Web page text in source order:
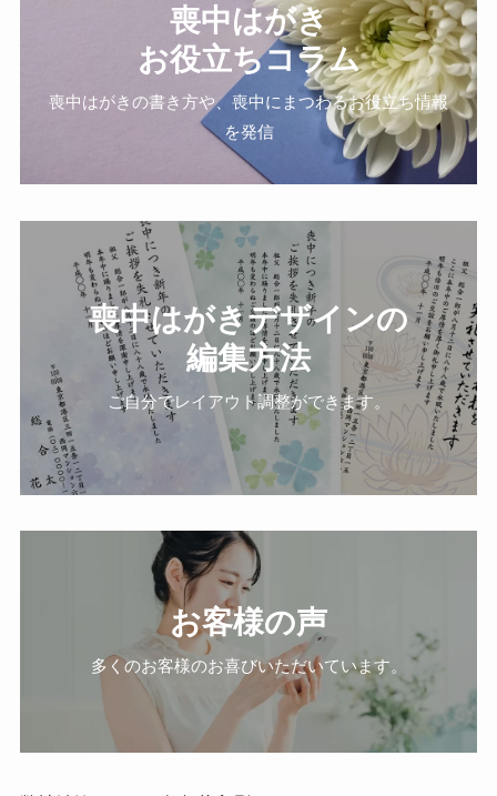
喪中はがき
お役立ちコラム
喪中はがきの書き方や、喪中にまつわるお役立ち情報
を発信
喪中はがきデザインの
編集方法
ご自分でレイアウト調整ができます。
お客様の声
多くのお客様のお喜びいただいています。